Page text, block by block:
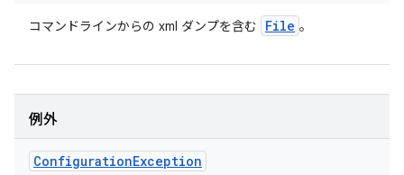
コマンドラインからの xml ダンプを含む File 。
例外
ConfigurationException